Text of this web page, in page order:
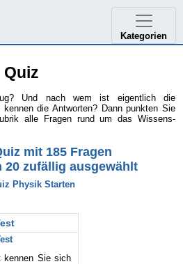
Kategorien
Und nach wem ist eigentlich die
die Antworten? Dann punkten Sie
alle Fragen rund um das Wissens-
mit 185 Fragen
20 zufällig ausgewählt
kennen Sie sich